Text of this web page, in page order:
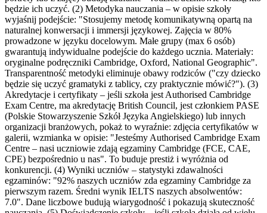
będzie ich uczyć. (2) Metodyka nauczania – w opisie szkoły
wyjaśnij podejście: "Stosujemy metodę komunikatywną opartą na
naturalnej konwersacji i immersji językowej. Zajęcia w 80%
prowadzone w języku docelowym. Małe grupy (max 6 osób)
gwarantują indywidualne podejście do każdego ucznia. Materiały:
oryginalne podręczniki Cambridge, Oxford, National Geographic".
Transparentność metodyki eliminuje obawy rodziców ("czy dziecko
będzie się uczyć gramatyki z tablicy, czy praktycznie mówić?"). (3)
Akredytacje i certyfikaty – jeśli szkoła jest Authorised Cambridge
Exam Centre, ma akredytację British Council, jest członkiem PASE
(Polskie Stowarzyszenie Szkół Języka Angielskiego) lub innych
organizacji branżowych, pokaż to wyraźnie: zdjęcia certyfikatów w
galerii, wzmianka w opisie: "Jesteśmy Authorised Cambridge Exam
Centre – nasi uczniowie zdają egzaminy Cambridge (FCE, CAE,
CPE) bezpośrednio u nas". To buduje prestiż i wyróżnia od
konkurencji. (4) Wyniki uczniów – statystyki zdawalności
egzaminów: "92% naszych uczniów zda egzaminy Cambridge za
pierwszym razem. Średni wynik IELTS naszych absolwentów:
7.0". Dane liczbowe budują wiarygodność i pokazują skuteczność